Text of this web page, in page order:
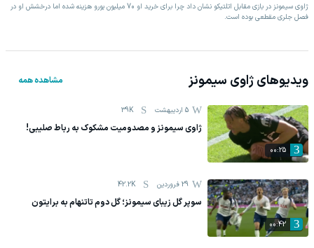
ژاوی سیمونز در بازی مقابل اتلتیکو نشان داد چرا برای خرید او 70 میلیون یورو هزینه شده اما درخشش او در
فصل جلری مقطعی بوده است.
ویدیوهایژاوی سیمونز مشاهده همه
00:25
5 اردیبهشت 39K
ژاوی سیمونز و مصدومیت مشکوک به رباط صلیبی!
00:42
29 فروردين 42.2K
سوپر گل زیبای سیمونز؛ گل دوم تاتنهام به برایتون